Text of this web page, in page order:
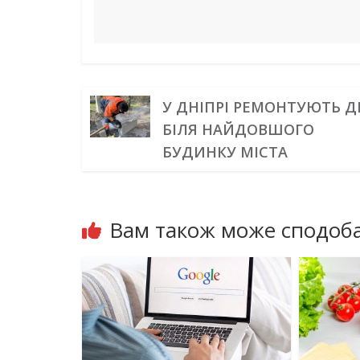
У ДНІПРІ РЕМОНТУЮТЬ
БІЛЯ НАЙДОВШОГО
БУДИНКУ МІСТА
Вам також може